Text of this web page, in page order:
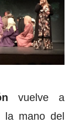
vuelve a
la mano del